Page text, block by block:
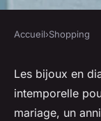
SHOPPING
Bijoux
choix
Accueil›Shopping
Les bijoux en
intemporelle
mariage, un